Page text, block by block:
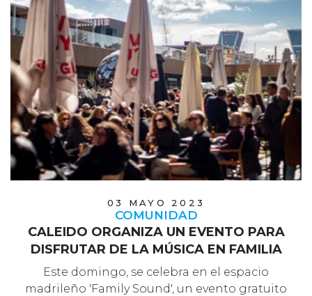
03 MAYO 2023
COMUNIDAD
CALEIDO ORGANIZA UN EVENTO PARA
DISFRUTAR DE LA MÚSICA EN FAMILIA
Este domingo, se celebra en el espacio
madrileño 'Family Sound', un evento gratuito